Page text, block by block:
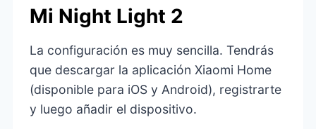
Mi Night Light 2
La configuración es muy sencilla. Tendrás
que descargar la aplicación Xiaomi Home
(disponible para iOS y Android), registrarte
y luego añadir el dispositivo.